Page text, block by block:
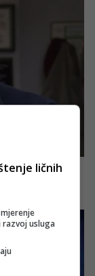
ličnih
razvoj usluga